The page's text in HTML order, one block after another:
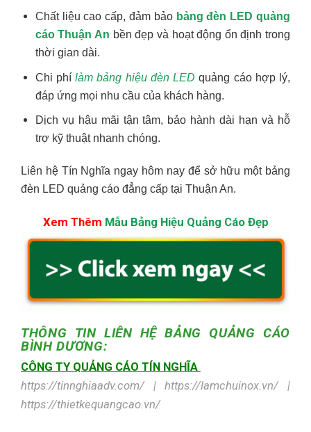
Chất liệu cao cấp, đảm bảo bảng đèn LED quảng
cáo Thuận An bền đẹp và hoạt động ổn định trong
thời gian dài.
Chi phílàm bảng hiệu đèn LED quảng cáo hợp lý,
đáp ứng mọi nhu cầu của khách hàng.
Dịch vụ hậu mãi tận tâm, bảo hành dài hạn và hỗ
trợ kỹ thuật nhanh chóng.
Liên hệ Tín Nghĩa ngay hôm nay để sở hữu một bảng
đèn LED quảng cáo đẳng cấp tại Thuận An.
Xem Thêm Mẫu Bảng Hiệu Quảng Cáo Đẹp
THÔNG TIN LIÊN HỆBẢNG QUẢNG CÁO
BÌNH DƯƠNG:
CÔNG TY QUẢNG CÁO TÍN NGHĨA
https://tinnghiaadv.com/ | https://lamchuinox.vn/ |
https://thietkequangcao.vn/